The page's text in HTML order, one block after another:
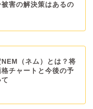
害の解決策はあるの
（ネム）とは？将
チャートと今後の予